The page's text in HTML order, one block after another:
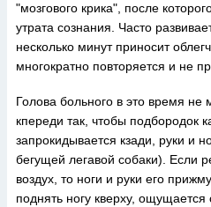
"мозгового крика", после
утрата сознания. Часто
несколько минут приносит
многократно повторяется и не
Голова больного в это время не
кпереди так, чтобы подбородок
запрокидывается кзади, руки и
бегущей легавой собаки). Если
воздух, то ноги и руки его
поднять ногу кверху,